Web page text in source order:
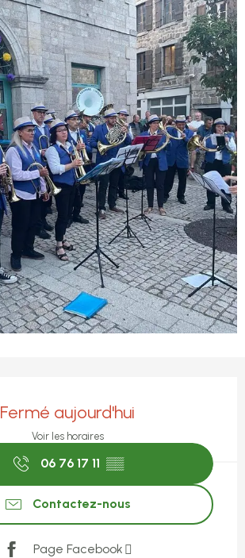
Fermé aujourd'hui
Voir les horaires
06 76 17 11 ▒▒
Contactez-nous
Page Facebook